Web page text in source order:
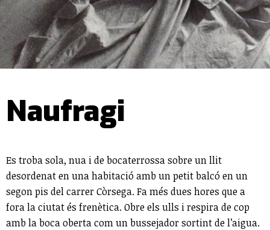
Naufragi
Es troba sola, nua i de bocaterrossa sobre un llit
desordenat en una habitació amb un petit balcó en un
segon pis del carrer Còrsega. Fa més dues hores que a
fora la ciutat és frenètica. Obre els ulls i respira de cop
amb la boca oberta com un bussejador sortint de l’aigua.